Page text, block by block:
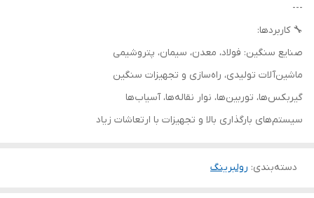
---
🔧 کاربردها:
صنایع سنگین: فولاد، معدن، سیمان، پتروشیمی
ماشین‌آلات تولیدی، راه‌سازی و تجهیزات سنگین
گیربکس‌ها، توربین‌ها، نوار نقاله‌ها، آسیاب‌ها
سیستم‌های بارگذاری بالا و تجهیزات با ارتعاشات زیاد
دسته‌بندی: رولبرینگ